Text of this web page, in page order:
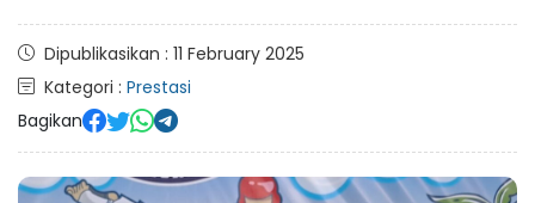
Dipublikasikan : 11 February 2025
Kategori : Prestasi
Bagikan